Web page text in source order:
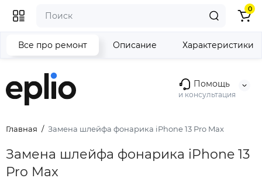
Помощь
и консультация
0
Главная Замена шлейфа фонарика iPhone 13 Pro Max
Замена шлейфа фонарика iPhone 13
Pro Max
Все про ремонт Описание Характеристики